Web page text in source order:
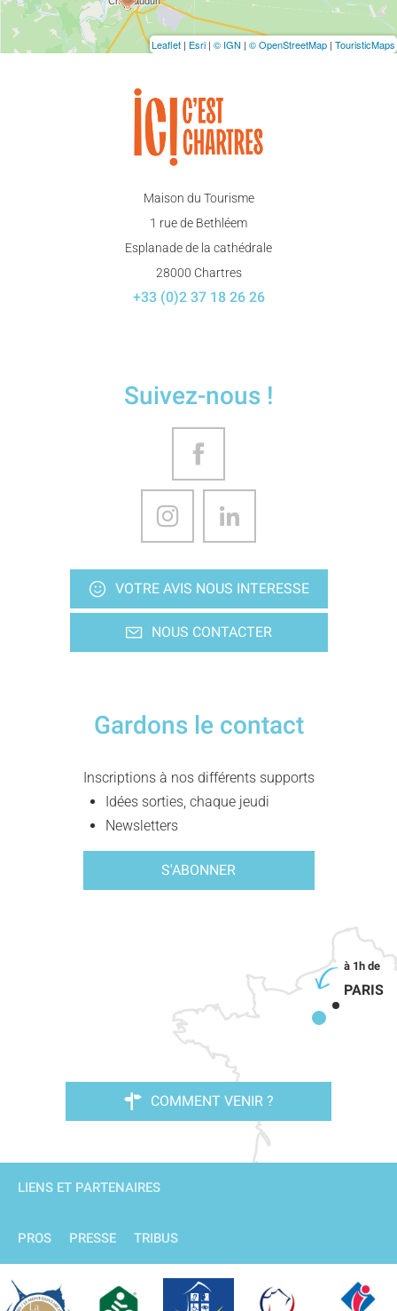
Leaflet | Esri | © IGN | © OpenStreetMap | TouristicMaps
Maison du Tourisme
1 rue de Bethléem
Esplanade de la cathédrale
28000 Chartres
+33 (0)2 37 18 26 26
Suivez-nous !
VOTRE AVIS NOUS INTERESSE
NOUS CONTACTER
Gardons le contact
Inscriptions à nos différents supports
Idées sorties, chaque jeudi
Newsletters
S'ABONNER
PARIS
COMMENT VENIR ?
LIENS ET PARTENAIRES
PROS PRESSE TRIBUS